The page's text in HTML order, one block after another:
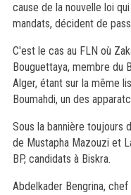
cause de la nouvelle loi
mandats, décident de
C'est le cas au FLN où
Bouguettaya, membre du
Alger, étant sur la même
Boumahdi, un des
Sous la bannière toujours
de Mustapha Mazouzi et
BP, candidats à Biskra.
Abdelkader Bengrina,